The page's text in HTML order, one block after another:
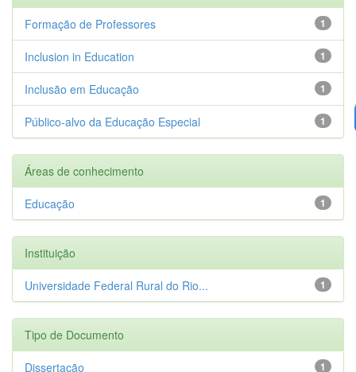
1
Formação de Professores
1
Inclusion in Education
1
Inclusão em Educação
1
Público-alvo da Educação Especial
Áreas de conhecimento
1
Educação
Instituição
1
Universidade Federal Rural do Rio...
Tipo de Documento
1
Dissertação